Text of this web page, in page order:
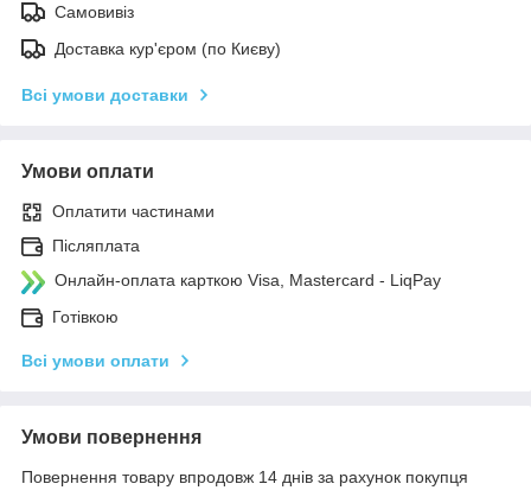
Самовивіз
Доставка кур'єром (по Києву)
Всі умови доставки
Умови оплати
Оплатити частинами
Післяплата
Онлайн-оплата карткою Visa, Mastercard - LiqPay
Готівкою
Всі умови оплати
Умови повернення
Повернення товару впродовж 14 днів за рахунок покупця